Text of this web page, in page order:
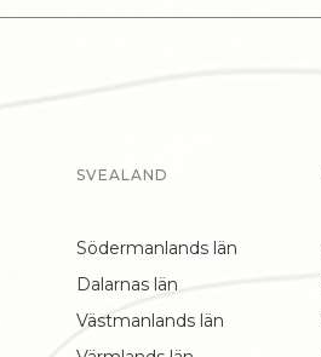
SVEALAND
Södermanlands län
Dalarnas län
Västmanlands län